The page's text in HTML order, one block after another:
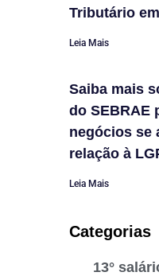
Tributário
Leia Mais
Saiba mais
do SEBRAE
negócios se
relação à
Leia Mais
Categorias
13°